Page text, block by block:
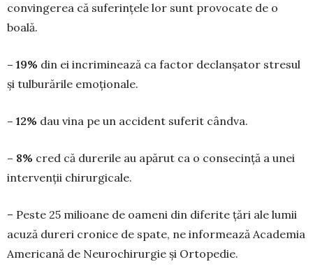
convingerea că suferințele lor sunt provocate de o
boală.
– 19% din ei incriminează ca factor de­clanșator stresul
și tulburările emoționale.
– 12% dau vina pe un accident suferit cândva.
– 8% cred că durerile au apărut ca o con­se­cință a unei
intervenții chirurgicale.
– Peste 25 milioane de oameni din diferite țări ale lumii
acuză dureri cronice de spate, ne informează Academia
Americană de Neurochirurgie și Ortopedie.